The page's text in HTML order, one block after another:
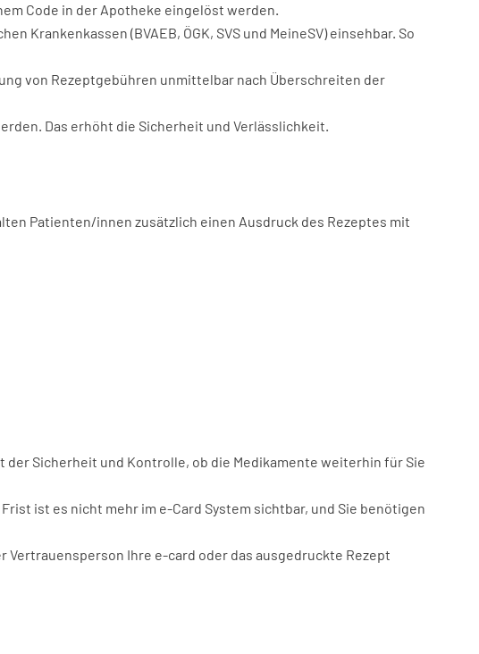
Code in der Apotheke eingelöst werden.
Krankenkassen (BVAEB, ÖGK, SVS und MeineSV) einsehbar. So
von Rezeptgebühren unmittelbar nach Überschreiten der
Das erhöht die Sicherheit und Verlässlichkeit.
Patienten/innen zusätzlich einen Ausdruck des Rezeptes mit
Sicherheit und Kontrolle, ob die Medikamente weiterhin für Sie
ist es nicht mehr im e-Card System sichtbar, und Sie benötigen
Vertrauensperson Ihre e-card oder das ausgedruckte Rezept